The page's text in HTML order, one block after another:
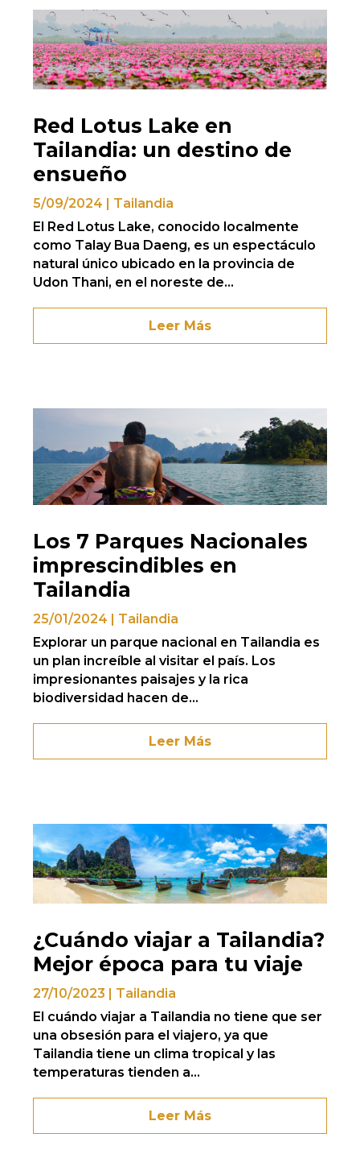
Red Lotus Lake en
Tailandia: un destino de
ensueño
5/09/2024
Tailandia
El Red Lotus Lake, conocido localmente
como Talay Bua Daeng, es un espectáculo
natural único ubicado en la provincia de
Udon Thani, en el noreste de...
Leer Más
Los 7 Parques Nacionales
imprescindibles en
Tailandia
25/01/2024 | Tailandia
Explorar un parque nacional en Tailandia es
un plan increíble al visitar el país. Los
impresionantes paisajes y la rica
biodiversidad hacen de...
Leer Más
¿Cuándo viajar a Tailandia?
Mejor época para tu viaje
27/10/2023 | Tailandia
El cuándo viajar a Tailandia no tiene que ser
una obsesión para el viajero, ya que
Tailandia tiene un clima tropical y las
temperaturas tienden a...
Leer Más